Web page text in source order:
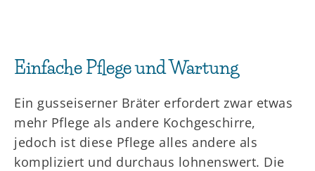
Einfache Pflege und Wartung
Ein gusseiserner Bräter erfordert zwar etwas
mehr Pflege als andere Kochgeschirre,
jedoch ist diese Pflege alles andere als
kompliziert und durchaus lohnenswert. Die